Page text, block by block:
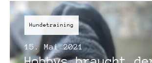
Hundetraining
15. Mai 2021